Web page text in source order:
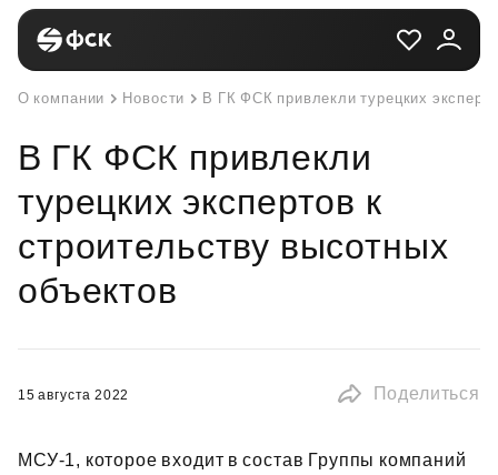
О компании Новости В ГК ФСК привлекли турецких
В ГК ФСК привлекли
турецких экспертов к
строительству высотных
объектов
15 августа 2022 Поделиться
МСУ‑1, которое входит в состав Группы компаний